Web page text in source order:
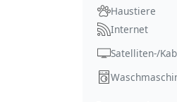
Haustiere
Internet
Satelliten-/